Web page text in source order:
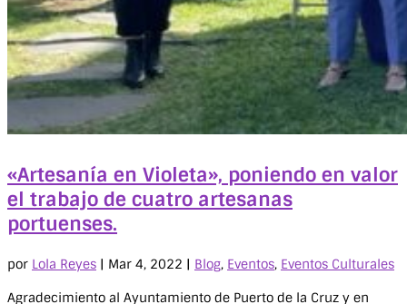
«Artesanía en Violeta», poniendo en valor
el trabajo de cuatro artesanas
portuenses.
por Lola Reyes | Mar 4, 2022 | Blog, Eventos, Eventos Culturales
Agradecimiento al Ayuntamiento de Puerto de la Cruz y en